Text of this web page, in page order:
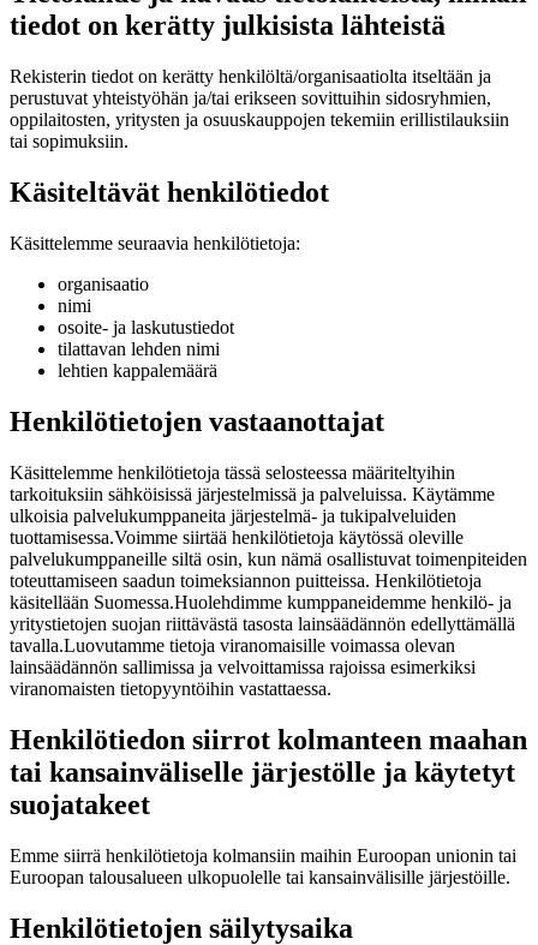
tiedot on kerätty julkisista lähteistä
Rekisterin tiedot on kerätty henkilöltä/organisaatiolta itseltään ja
perustuvat yhteistyöhän ja/tai erikseen sovittuihin sidosryhmien,
oppilaitosten, yritysten ja osuuskauppojen tekemiin erillistilauksiin
tai sopimuksiin.
Käsiteltävät henkilötiedot
Käsittelemme seuraavia henkilötietoja:
organisaatio
nimi
osoite- ja laskutustiedot
tilattavan lehden nimi
lehtien kappalemäärä
Henkilötietojen vastaanottajat
Käsittelemme henkilötietoja tässä selosteessa määriteltyihin
tarkoituksiin sähköisissä järjestelmissä ja palveluissa. Käytämme
ulkoisia palvelukumppaneita järjestelmä- ja tukipalveluiden
tuottamisessa.Voimme siirtää henkilötietoja käytössä oleville
palvelukumppaneille siltä osin, kun nämä osallistuvat toimenpiteiden
toteuttamiseen saadun toimeksiannon puitteissa. Henkilötietoja
käsitellään Suomessa.Huolehdimme kumppaneidemme henkilö- ja
yritystietojen suojan riittävästä tasosta lainsäädännön edellyttämällä
tavalla.Luovutamme tietoja viranomaisille voimassa olevan
lainsäädännön sallimissa ja velvoittamissa rajoissa esimerkiksi
viranomaisten tietopyyntöihin vastattaessa.
Henkilötiedon siirrot kolmanteen maahan
tai kansainväliselle järjestölle ja käytetyt
suojatakeet
Emme siirrä henkilötietoja kolmansiin maihin Euroopan unionin tai
Euroopan talousalueen ulkopuolelle tai kansainvälisille järjestöille.
Henkilötietojen säilytysaika